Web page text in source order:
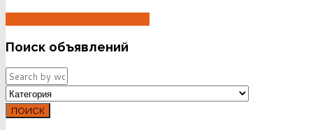
Поиск объявлений
ПОИСК